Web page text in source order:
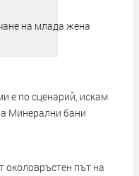
на млада жена
е по сценарий, искам
Минерални бани
околовръстен път на